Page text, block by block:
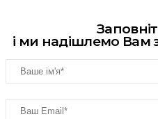
і ми надішлемо Вам